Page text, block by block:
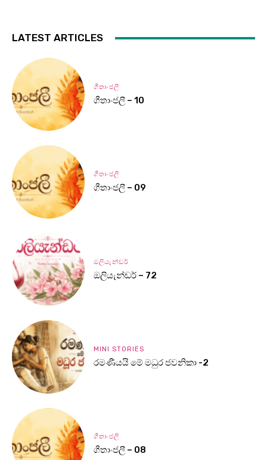
LATEST ARTICLES
ගීතාංජලී
ගීතාංජලී – 10
ගීතාංජලී
ගීතාංජලී – 09
ඔලියැන්ඩර්
ඔලියැන්ඩර් – 72
MINI STORIES
රමණීයයි මේ මධුර ජවනිකා -2
ගීතාංජලී
ගීතාංජලී – 08